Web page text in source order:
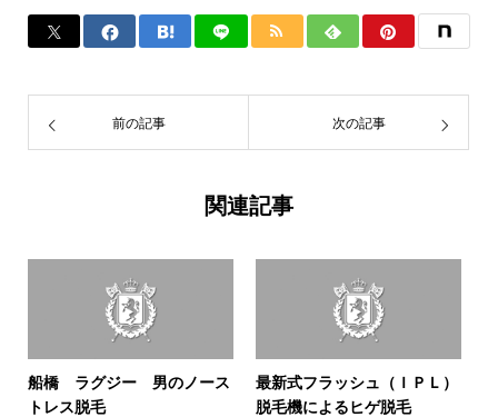
前の記事 次の記事
関連記事
船橋 ラグジー 男のノース
トレス脱毛
最新式フラッシュ（ＩＰＬ）
脱毛機によるヒゲ脱毛